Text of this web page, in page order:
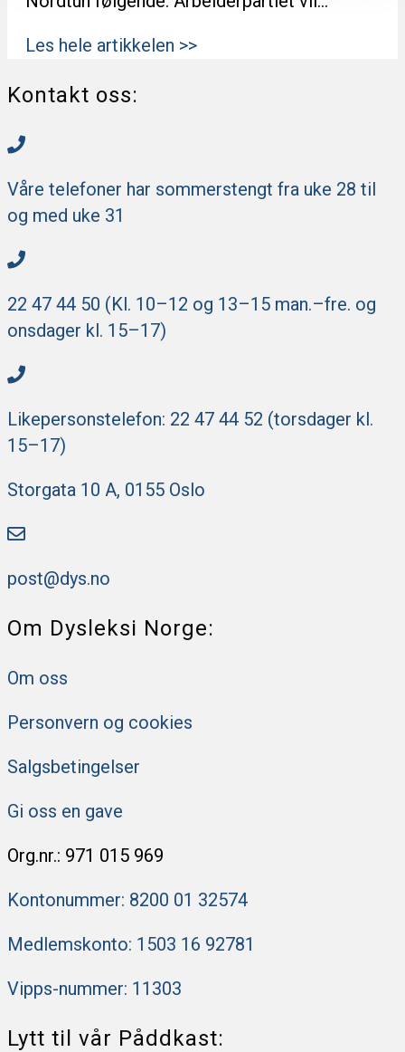
Les hele artikkelen >>
Kontakt oss:
Våre telefoner har sommerstengt fra uke 28 til
og med uke 31
22 47 44 50 (Kl. 10–12 og 13–15 man.–fre. og
onsdager kl. 15–17)
Likepersonstelefon: 22 47 44 52 (torsdager kl.
15–17)
Storgata 10 A, 0155 Oslo
post@dys.no
Om Dysleksi Norge:
Om oss
Personvern og cookies
Salgsbetingelser
Gi oss en gave
Org.nr.: 971 015 969
Kontonummer: 8200 ​​01 32574
Medlemskonto: 1503 16 92781
Vipps-nummer: 11303
Lytt til vår Påddkast: